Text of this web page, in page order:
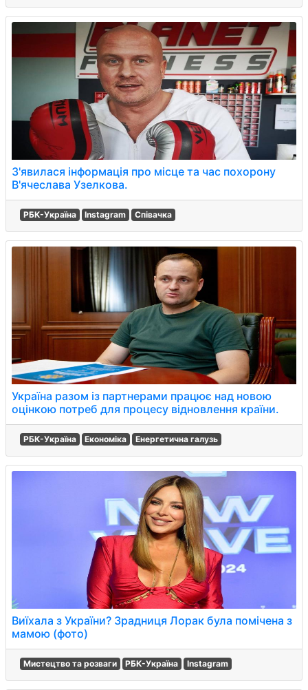
З'явилася інформація про місце та час похорону
В'ячеслава Узелкова.
РБК-Україна Instagram Співачка
Україна разом із партнерами працює над новою
оцінкою потреб для процесу відновлення країни.
РБК-Україна Економіка Енергетична галузь
Виїхала з України? Зрадниця Лорак була помічена з
мамою (фото)
Мистецтво та розваги РБК-Україна Instagram